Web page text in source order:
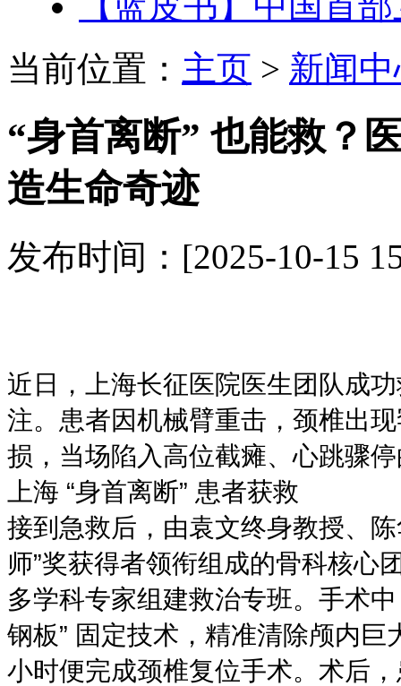
当前位置： 主页 > 新闻
“身首离断” 也能救？
造生命奇迹
发布时间：[2025-10-15
近日，上海长征医院医生团队成
注。患者因机械臂重击，颈椎出
损，当场陷入高位截瘫、心跳骤
上海 “身首离断” 患者获救
接到急救后，由袁文终身教授、
师”奖获得者领衔组成的骨科核心
多学科专家组建救治专班。手术
钢板” 固定技术，精准清除颅内
小时便完成颈椎复位手术。术后